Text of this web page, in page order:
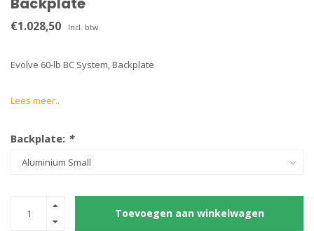
€1.028,50 Incl. btw
Evolve 60-lb BC System, Backplate
Lees meer..
Backplate: *
Toevoegen aan winkelwagen